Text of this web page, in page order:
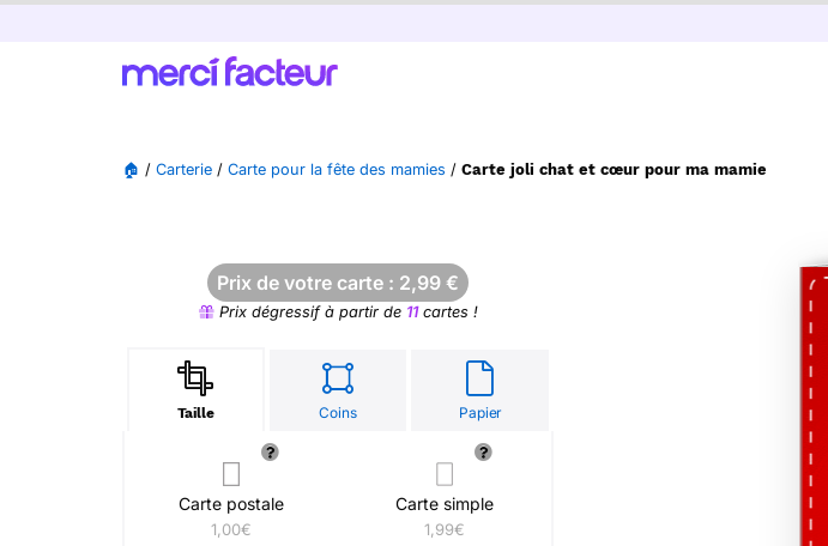
🏠 / Carterie / Carte pour la fête des mamies / Carte joli chat et cœur pour ma mamie
Prix de votre carte : 2,99 €
Prix dégressif à partir de 11cartes !
Taille Coins Papier
Carte postale
1,00€
Carte simple
1,99€